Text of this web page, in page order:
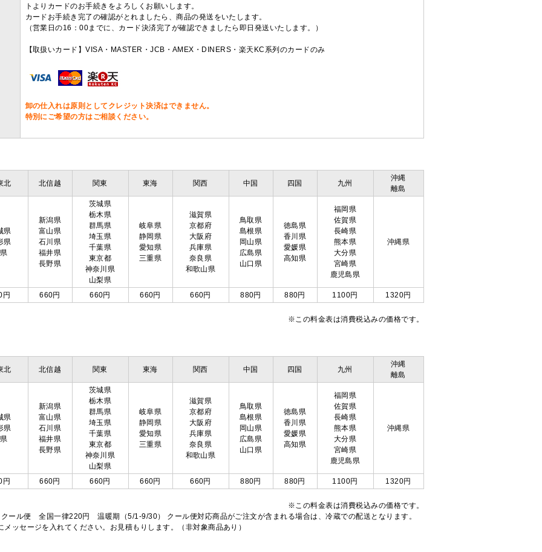
トよりカードのお手続きをよろしくお願いします。
カードお手続き完了の確認がとれましたら、商品の発送をいたします。
（営業日の16：00までに、カード決済完了が確認できましたら即日発送いたします。）
【取扱いカード】VISA・MASTER・JCB・AMEX・DINERS・楽天KC系列のカードのみ
卸の仕入れは原則としてクレジット決済はできません。
特別にご希望の方はご相談ください。
北 北信越 関東 東海 関西 中国 四国 九州
沖縄
離島
県
県
県
新潟県
富山県
石川県
福井県
長野県
茨城県
栃木県
群馬県
埼玉県
千葉県
東京都
神奈川県
山梨県
岐阜県
静岡県
愛知県
三重県
滋賀県
京都府
大阪府
兵庫県
奈良県
和歌山県
鳥取県
島根県
岡山県
広島県
山口県
徳島県
香川県
愛媛県
高知県
福岡県
佐賀県
長崎県
熊本県
大分県
宮崎県
鹿児島県
沖縄県
円 660円 660円 660円 660円 880円 880円 1100円 1320円
※この料金表は消費税込みの価格です。
北 北信越 関東 東海 関西 中国 四国 九州
沖縄
離島
県
県
県
新潟県
富山県
石川県
福井県
長野県
茨城県
栃木県
群馬県
埼玉県
千葉県
東京都
神奈川県
山梨県
岐阜県
静岡県
愛知県
三重県
滋賀県
京都府
大阪府
兵庫県
奈良県
和歌山県
鳥取県
島根県
岡山県
広島県
山口県
徳島県
香川県
愛媛県
高知県
福岡県
佐賀県
長崎県
熊本県
大分県
宮崎県
鹿児島県
沖縄県
円 660円 660円 660円 660円 880円 880円 1100円 1320円
※この料金表は消費税込みの価格です。
ール便 全国一律220円 温暖期（5/1-9/30） クール便対応商品がご注文が含まれる場合は、冷蔵での配送となります。
ッセージを入れてください。お見積もりします。（非対象商品あり）